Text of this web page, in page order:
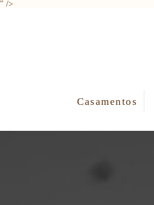
" />
Casamentos